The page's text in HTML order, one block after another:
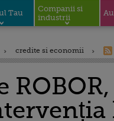
Tau
Companii si
industrii
credite si economii